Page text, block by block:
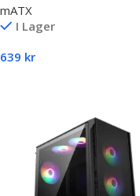
mATX
I Lager
639 kr